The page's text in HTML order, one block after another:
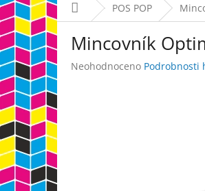
Domů POS POP
Mincovník
Průměrné
Neohodnoceno Podrobnosti